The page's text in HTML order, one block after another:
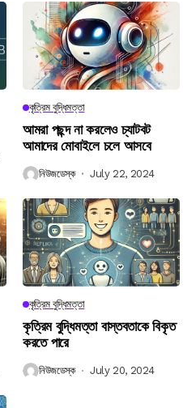
কৃত্রিম বুদ্ধিমত্তা
আমরা পছন্দ না করলেও চ্যাটবট
আমাদের মোবাইলে চলে আসবে
নিউজডেস্ক July 22, 2024
কৃত্রিম বুদ্ধিমত্তা
কৃত্রিম বুদ্ধিমত্তা বাস্তবতাকে বিকৃত
করতে পারে
নিউজডেস্ক July 20, 2024